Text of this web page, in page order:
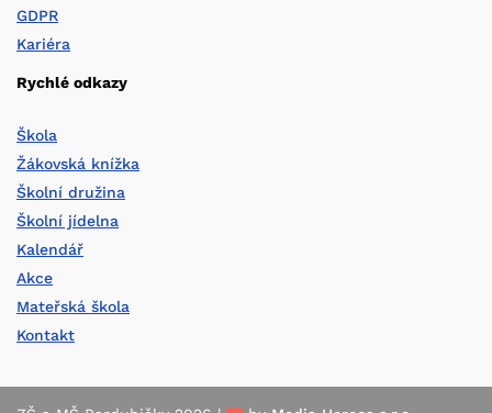
GDPR
Kariéra
Rychlé odkazy
Škola
Žákovská knížka
Školní družina
Školní jídelna
Kalendář
Akce
Mateřská škola
Kontakt